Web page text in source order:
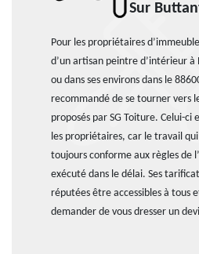
Sur
Pour les propriétaires
d’un artisan peintre d’intérieur
ou dans ses environs dans le
recommandé de se tourner vers
proposés par SG Toiture. Celui-ci
les propriétaires, car le travail
toujours conforme aux règles de
exécuté dans le délai. Ses
réputées être accessibles à tous
demander de vous dresser un